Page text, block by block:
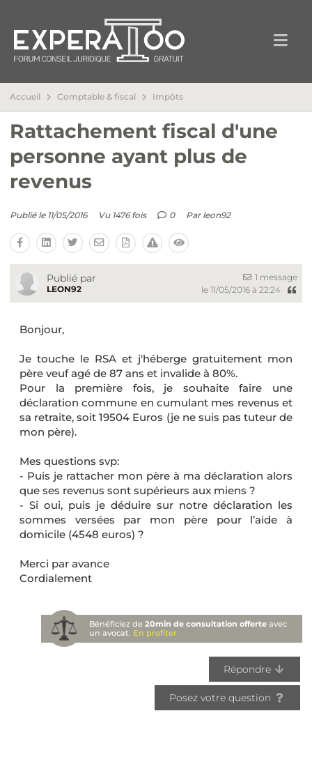
Accueil Comptable & fiscal Impôts
Rattachement fiscal d'une
personne ayant plus de
revenus
Publié le 11/05/2016 Vu 1476 fois 0 Par leon92
Publié par
LEON92
1 message
le 11/05/2016 à 22:24
Bonjour,
Je touche le RSA et j'héberge gratuitement mon
père veuf agé de 87 ans et invalide à 80%.
Pour la première fois, je souhaite faire une
déclaration commune en cumulant mes revenus et
sa retraite, soit 19504 Euros (je ne suis pas tuteur de
mon père).
Mes questions svp:
- Puis je rattacher mon père à ma déclaration alors
que ses revenus sont supérieurs aux miens ?
- Si oui, puis je déduire sur notre déclaration les
sommes versées par mon père pour l’aide à
domicile (4548 euros) ?
Merci par avance
Cordialement
Bénéficiez de20min de consultation offerte avec
un avocat. En profiter
Répondre
Posez votre question